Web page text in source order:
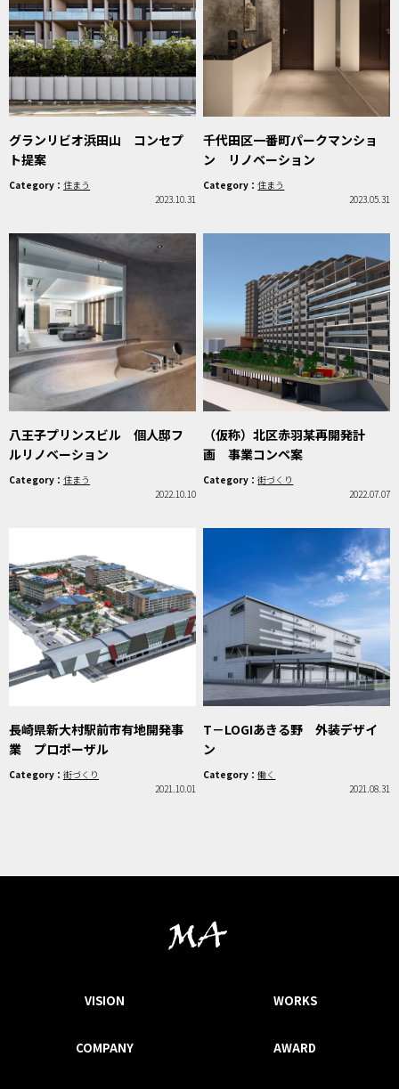
グランリビオ浜田山 コンセプ
ト提案
Category：住まう
2023.10.31
千代田区一番町パークマンショ
ン リノベーション
Category：住まう
2023.05.31
八王子プリンスビル 個人邸フ
ルリノベーション
Category：住まう
2022.10.10
（仮称）北区赤羽某再開発計
画 事業コンペ案
Category：街づくり
2022.07.07
長崎県新大村駅前市有地開発事
業 プロポーザル
Category：街づくり
2021.10.01
T－LOGIあきる野 外装デザイ
ン
Category：働く
2021.08.31
VISION WORKS
COMPANY AWARD